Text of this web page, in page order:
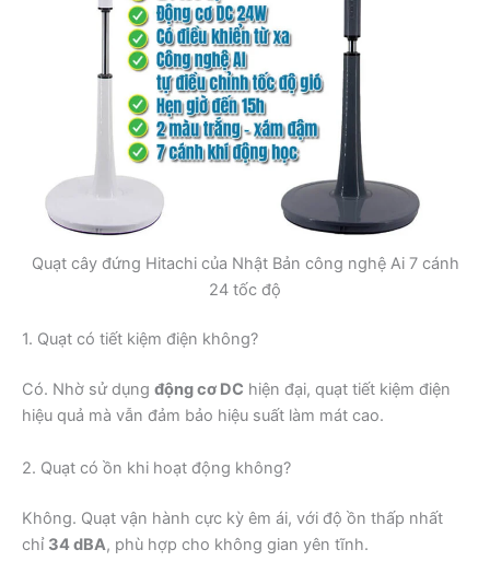
Quạt cây đứng Hitachi của Nhật Bản công nghệ Ai 7 cánh
24 tốc độ
1. Quạt có tiết kiệm điện không?
Có. Nhờ sử dụng động cơ DC hiện đại, quạt tiết kiệm điện
hiệu quả mà vẫn đảm bảo hiệu suất làm mát cao.
2. Quạt có ồn khi hoạt động không?
Không. Quạt vận hành cực kỳ êm ái, với độ ồn thấp nhất
chỉ 34 dBA, phù hợp cho không gian yên tĩnh.